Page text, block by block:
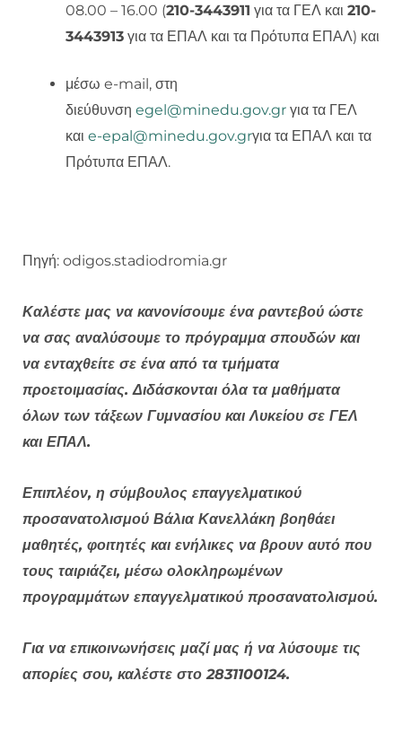
08.00 – 16.00 (210-3443911 για τα ΓΕΛ και 210-
3443913 για τα ΕΠΑΛ και τα Πρότυπα ΕΠΑΛ) και
μέσω e-mail, στη
διεύθυνση egel@minedu.gov.gr για τα ΓΕΛ
και e-epal@minedu.gov.grγια τα ΕΠΑΛ και τα
Πρότυπα ΕΠΑΛ.
Πηγή: odigos.stadiodromia.gr
Καλέστε μας να κανονίσουμε ένα ραντεβού ώστε
να σας αναλύσουμε το πρόγραμμα σπουδών και
να ενταχθείτε σε ένα από τα τμήματα
προετοιμασίας. Διδάσκονται όλα τα μαθήματα
όλων των τάξεων Γυμνασίου και Λυκείου σε ΓΕΛ
και ΕΠΑΛ.
Επιπλέον, η σύμβουλος επαγγελματικού
προσανατολισμού Βάλια Κανελλάκη βοηθάει
μαθητές, φοιτητές και ενήλικες να βρουν αυτό που
τους ταιριάζει, μέσω ολοκληρωμένων
προγραμμάτων επαγγελματικού προσανατολισμού.
Για να επικοινωνήσεις μαζί μας ή να λύσουμε τις
απορίες σου, καλέστε στο 2831100124.